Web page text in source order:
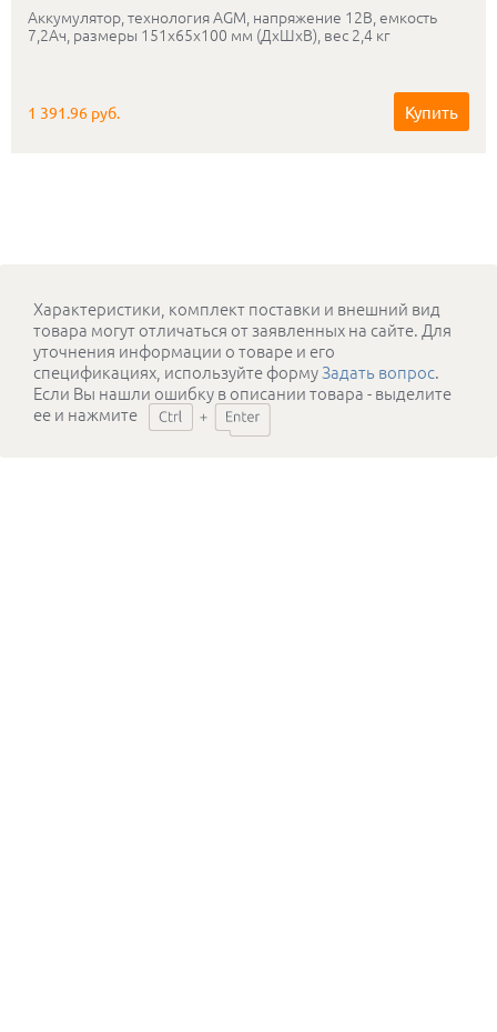
Аккумулятор, технология AGM, напряжение 12В, емкость
7,2Ач, размеры 151x65x100 мм (ДхШхВ), вес 2,4 кг
1 391.96 руб. Купить
Характеристики, комплект поставки и внешний вид
товара могут отличаться от заявленных на сайте. Для
уточнения информации о товаре и его
спецификациях, используйте формуЗадать вопрос.
Если Вы нашли ошибку в описании товара - выделите
ее и нажмите